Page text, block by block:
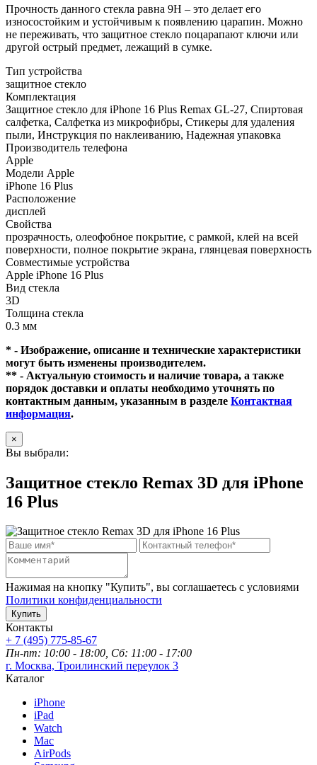
Прочность данного стекла равна 9H – это делает его
износостойким и устойчивым к появлению царапин. Можно
не переживать, что защитное стекло поцарапают ключи или
другой острый предмет, лежащий в сумке.
Тип устройства
защитное стекло
Комплектация
Защитное стекло для iPhone 16 Plus Remax GL-27, Спиртовая
салфетка, Салфетка из микрофибры, Стикеры для удаления
пыли, Инструкция по наклеиванию, Надежная упаковка
Производитель телефона
Apple
Модели Apple
iPhone 16 Plus
Расположение
дисплей
Свойства
прозрачность, олеофобное покрытие, с рамкой, клей на всей
поверхности, полное покрытие экрана, глянцевая поверхность
Совместимые устройства
Apple iPhone 16 Plus
Вид стекла
3D
Толщина стекла
0.3 мм
* - Изображение, описание и технические характеристики
могут быть изменены производителем.
** - Актуальную стоимость и наличие товара, а также
порядок доставки и оплаты необходимо уточнять по
контактным данным, указанным в разделе Контактная
информация.
×
Вы выбрали:
Защитное стекло Remax 3D для iPhone
16 Plus
Нажимая на кнопку "Купить", вы соглашаетесь с условиями
Политики конфиденциальности
Купить
Контакты
+ 7 (495) 775-85-67
Пн-пт: 10:00 - 18:00, Сб: 11:00 - 17:00
г. Москва, Троилинский переулок 3
Каталог
iPhone
iPad
Watch
Mac
AirPods